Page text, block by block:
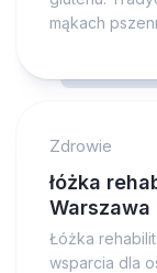
mąkach
Zdrowie
łóżka
Warszawa
Łóżka
wsparcia dla